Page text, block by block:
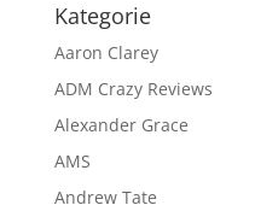
Kategorie
Aaron Clarey
ADM Crazy Reviews
Alexander Grace
AMS
Andrew Tate